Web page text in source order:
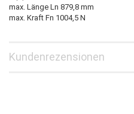
max. Länge Ln 879,8 mm
max. Kraft Fn 1004,5 N
Kundenrezensionen